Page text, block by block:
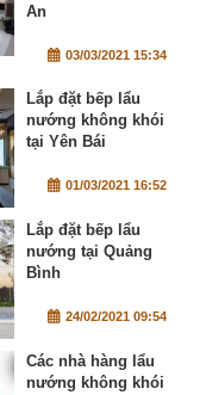
An
03/03/2021 15:34
Lắp đặt bếp lẩu
nướng không khói
tại Yên Bái
01/03/2021 16:52
Lắp đặt bếp lẩu
nướng tại Quảng
Bình
24/02/2021 09:54
Các nhà hàng lẩu
nướng không khói